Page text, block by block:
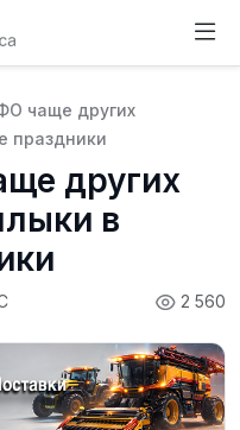
чаще других
праздники
других
в
2 560